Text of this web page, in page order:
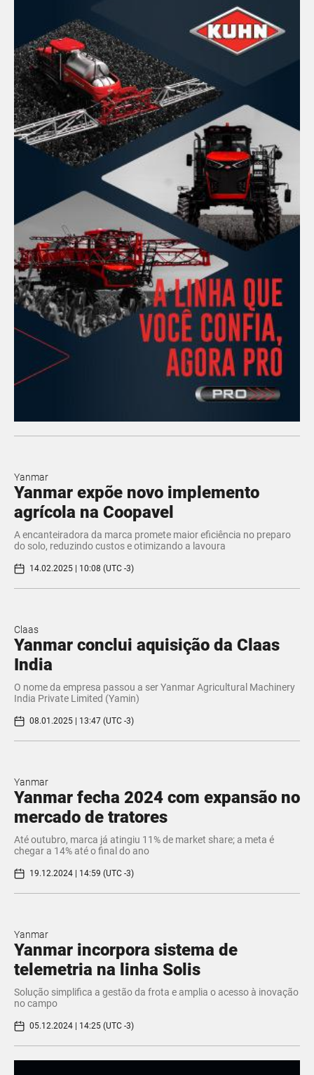
Yanmar
Yanmar expõe novo implemento
agrícola na Coopavel
A encanteiradora da marca promete maior eficiência no preparo
do solo, reduzindo custos e otimizando a lavoura
14.02.2025 | 10:08 (UTC -3)
Claas
Yanmar conclui aquisição da Claas
India
O nome da empresa passou a ser Yanmar Agricultural Machinery
India Private Limited (Yamin)
08.01.2025 | 13:47 (UTC -3)
Yanmar
Yanmar fecha 2024 com expansão no
mercado de tratores
Até outubro, marca já atingiu 11% de market share; a meta é
chegar a 14% até o final do ano
19.12.2024 | 14:59 (UTC -3)
Yanmar
Yanmar incorpora sistema de
telemetria na linha Solis
Solução simplifica a gestão da frota e amplia o acesso à inovação
no campo
05.12.2024 | 14:25 (UTC -3)